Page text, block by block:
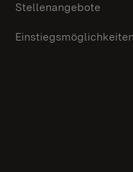
Stellenangebote
Einstiegsmöglichkeiten